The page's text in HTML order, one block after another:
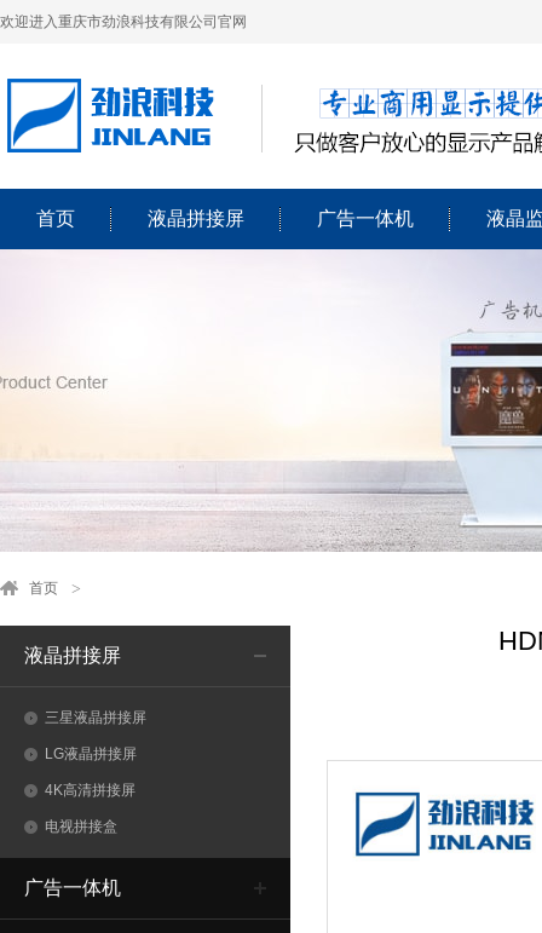
欢迎进入重庆市劲浪科技有限公司官网
首页 液晶拼接屏 广告一体机 液晶
首页
液晶拼接屏
三星液晶拼接屏
LG液晶拼接屏
4K高清拼接屏
电视拼接盒
广告一体机